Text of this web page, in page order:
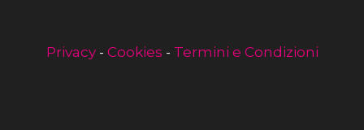
Privacy- Cookies - Termini e Condizioni